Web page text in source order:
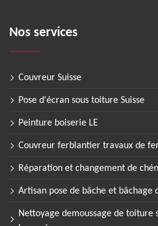
Nos services
Couvreur Suisse
Pose d'écran sous toiture Suisse
Peinture boiserie LE
Couvreur ferblantier travaux de
Réparation et changement de
Artisan pose de bâche et bâchage
Nettoyage demoussage de toiture